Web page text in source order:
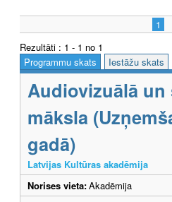
1
Rezultāti : 1 - 1 no 1
Programmu skats
Iestāžu skats
Audiovizuālā un
māksla
gadā)
Latvijas Kultūras akadēmija
Norises vieta:Akadēmija